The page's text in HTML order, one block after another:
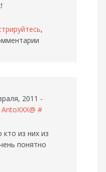
,
2011 -
AntoXXX@ #
из них из
понятно